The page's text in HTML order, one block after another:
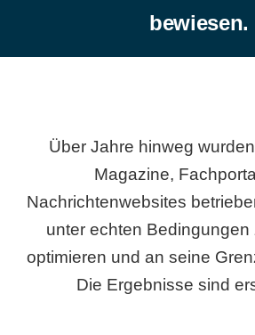
bewiesen.
Über Jahre hinweg
Magazine,
Nachrichtenwebsites
unter echten Bedingungen
optimieren und an seine
Die Ergebnisse sind